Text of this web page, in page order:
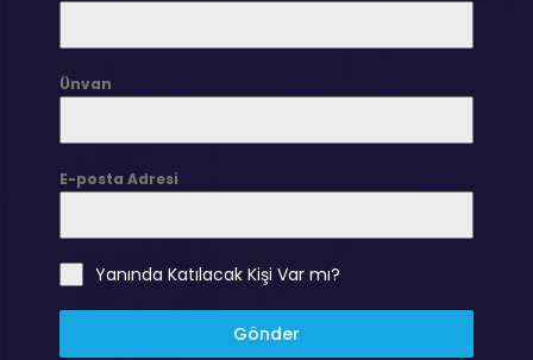
Ünvan
E-posta Adresi
Yanında Katılacak Kişi Var mı?
Gönder